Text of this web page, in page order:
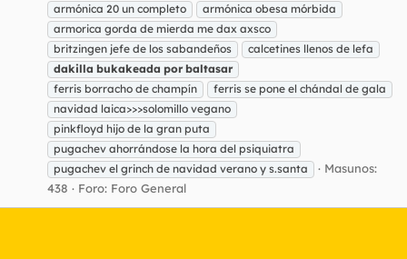
armónica 20 un completo
armónica obesa mórbida
armorica gorda de mierda me dax axsco
britzingen jefe de los sabandeños
calcetines llenos de lefa
dakilla bukakeada por baltasar
ferris borracho de champín
ferris se pone el chándal de gala
navidad laica>>>solomillo vegano
pinkfloyd hijo de la gran puta
pugachev ahorrándose la hora del psiquiatra
pugachev el grinch de navidad verano y s.santa
Masunos:
438
Foro: Foro General